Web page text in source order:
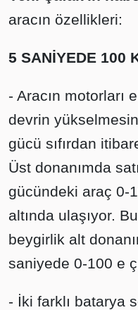
aracın özellikleri:
5 SANİYEDE 100
- Aracın motorları
devrin
gücü sıfırdan
Üst donanımda
gücündeki araç 0-
altında ulaşıyor.
beygirlik alt
saniyede 0-100 e
- İki farklı batarya